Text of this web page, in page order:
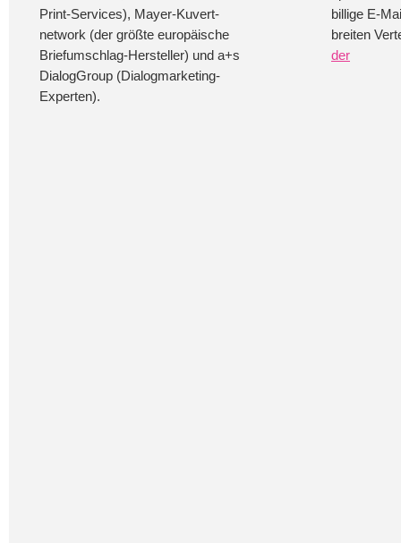
Print-Services), Mayer-Kuvert-
network (der größte europäische
Briefumschlag-Hersteller) und a+s
DialogGroup (Dialogmarketing-
Experten).
billige E-
breiten
der